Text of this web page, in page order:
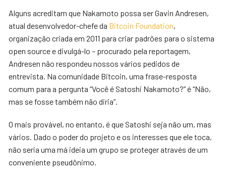
Alguns acreditam que Nakamoto possa ser Gavin Andresen,
atual desenvolvedor-chefe da Bitcoin Foundation,
organização criada em 2011 para criar padrões para o sistema
open source e divulgá-lo – procurado pela reportagem,
Andresen não respondeu nossos vários pedidos de
entrevista. Na comunidade Bitcoin, uma frase-resposta
comum para a pergunta “Você é Satoshi Nakamoto?” é “Não,
mas se fosse também não diria”.
O mais provável, no entanto, é que Satoshi seja não um, mas
vários. Dado o poder do projeto e os interesses que ele toca,
não seria uma má ideia um grupo se proteger através de um
conveniente pseudônimo.